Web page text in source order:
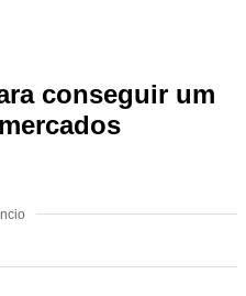
conseguir um